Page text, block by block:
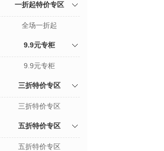
一折起特价专区
全场一折起
9.9元专柜
9.9元专柜
三折特价专区
三折特价专区
五折特价专区
五折特价专区